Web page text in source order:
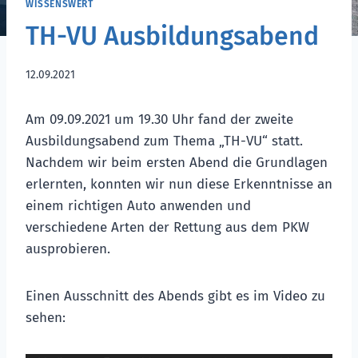
WISSENSWERT
TH-VU Ausbildungsabend
12.09.2021
Am 09.09.2021 um 19.30 Uhr fand der zweite
Ausbildungsabend zum Thema „TH-VU“ statt.
Nachdem wir beim ersten Abend die Grundlagen
erlernten, konnten wir nun diese Erkenntnisse an
einem richtigen Auto anwenden und
verschiedene Arten der Rettung aus dem PKW
ausprobieren.
Einen Ausschnitt des Abends gibt es im Video zu
sehen: